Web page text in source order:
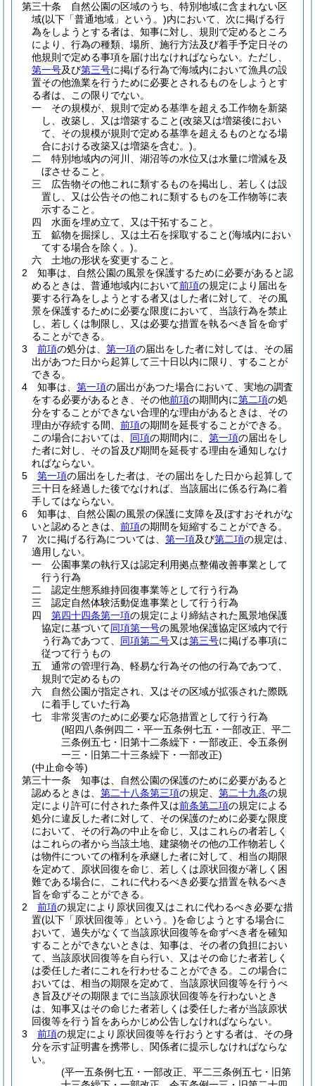
第三十条
自然公園の区域のうち、特別地域に含まれない区
域(以下「普通地域」という。)内において、次に掲げる行
為をしようとする者は、知事に対し、規則で定めるところ
により、行為の種類、場所、施行方法及び着手予定日その
他規則で定める事項を届け出なければならない。 ただし、
第一号及び第三号に掲げる行為で海域内において漁具の設
置その他漁業を行うために必要とされるものをしようとす
る者は、この限りでない。
一
その規模が、規則で定める基準を超える工作物を新築
し、改築し、又は増築すること(改築又は増築後におい
て、その規模が規則で定める基準を超えるものとなる場
合における改築又は増築を含む。)。
二
特別地域内の河川、湖沼等の水位又は水量に増減を及
ぼさせること。
三
広告物その他これに類するものを掲出し、若しくは設
置し、又は公告その他これに類するものを工作物等に表
示すること。
四
水面を埋め立て、又は干拓すること。
五
鉱物を掘採し、又は土石を採取すること(海域内におい
てする場合を除く。)。
六
土地の形状を変更すること。
2
知事は、自然公園の風景を保護するために必要があると認
めるときは、普通地域内において前項の規定により届出を
要する行為をしようとする者又はした者に対して、その風
景を保護するために必要な限度において、当該行為を禁止
し、若しくは制限し、又は必要な措置を執るべき旨を命ず
ることができる。
3
前項の処分は、 第一項の届出をした者に対しては、その届
出があつた日から起算して三十日以内に限り、することが
できる。
4
知事は、 第一項の届出があつた場合において、実地の調査
をする必要があるとき、その他前項の期間内に第二項の処
分をすることができない合理的な理由があるときは、その
理由が存続する間、 前項の期間を延長することができる。
この場合においては、 同項の期間内に、 第一項の届出をし
た者に対し、その旨及び期間を延長する理由を通知しなけ
ればならない。
5
第一項の届出をした者は、その届出をした日から起算して
三十日を経過した後でなければ、当該届出に係る行為に着
手してはならない。
6
知事は、自然公園の風景の保護に支障を及ぼすおそれがな
いと認めるときは、 前項の期間を短縮することができる。
7
次に掲げる行為については、 第一項及び第二項の規定は、
適用しない。
一
公園事業の執行又は認定利用拠点整備改善事業として
行う行為
二
認定生態系維持回復事業等として行う行為
三
認定自然体験活動促進事業として行う行為
四
第四十四条第一項の規定により締結された風景地保護
協定に基づいて同項第一号の風景地保護協定区域内で行
う行為であつて、 同項第二号又は第三号に掲げる事項に
従つて行うもの
五
通常の管理行為、軽易な行為その他の行為であつて、
規則で定めるもの
六
自然公園が指定され、又はその区域が拡張された際既
に着手していた行為
七
非常災害のために必要な応急措置として行う行為
(昭四八条例四二・平一五条例七五・一部改正、平二
三条例五七・旧第十二条繰下・一部改正、令五条例
一三・旧第二十三条繰下・一部改正)
(中止命令等)
第三十一条
知事は、自然公園の保護のために必要があると
認めるときは、 第二十八条第三項の規定、 第二十九条の規
定により許可に付された条件又は前条第二項の規定による
処分に違反した者に対して、その保護のために必要な限度
において、その行為の中止を命じ、又はこれらの者若しく
はこれらの者から当該土地、建築物その他の工作物若しく
は物件についての権利を承継した者に対して、相当の期限
を定めて、原状回復を命じ、若しくは原状回復が著しく困
難である場合に、これに代わるべき必要な措置を執るべき
旨を命ずることができる。
2
前項の規定により原状回復又はこれに代わるべき必要な措
置(以下「原状回復等」という。)を命じようとする場合に
おいて、過失がなくて当該原状回復等を命ずべき者を確知
することができないときは、知事は、その者の負担におい
て、当該原状回復等を自ら行い、又はその命じた者若しく
は委任した者にこれを行わせることができる。
この場合に
おいては、相当の期限を定めて、当該原状回復等を行うべ
き旨及びその期限までに当該原状回復等を行わないとき
は、知事又はその命じた者若しくは委任した者が当該原状
回復等を行う旨をあらかじめ公告しなければならない。
3
前項の規定により原状回復等を行おうとする者は、その身
分を示す証明書を携帯し、関係者に提示しなければならな
い。
(平一五条例七五・一部改正、平二三条例五七・旧第